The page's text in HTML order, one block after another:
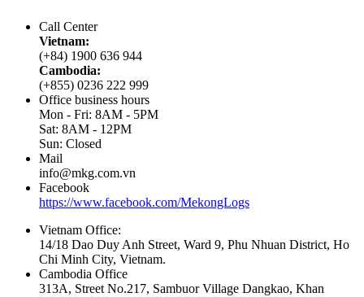
Call Center
Vietnam:
(+84) 1900 636 944
Cambodia:
(+855) 0236 222 999
Office business hours
Mon - Fri: 8AM - 5PM
Sat: 8AM - 12PM
Sun: Closed
Mail
info@mkg.com.vn
Facebook
https://www.facebook.com/MekongLogs
Vietnam Office:
14/18 Dao Duy Anh Street, Ward 9, Phu Nhuan District, Ho
Chi Minh City, Vietnam.
Cambodia Office
313A, Street No.217, Sambuor Village Dangkao, Khan